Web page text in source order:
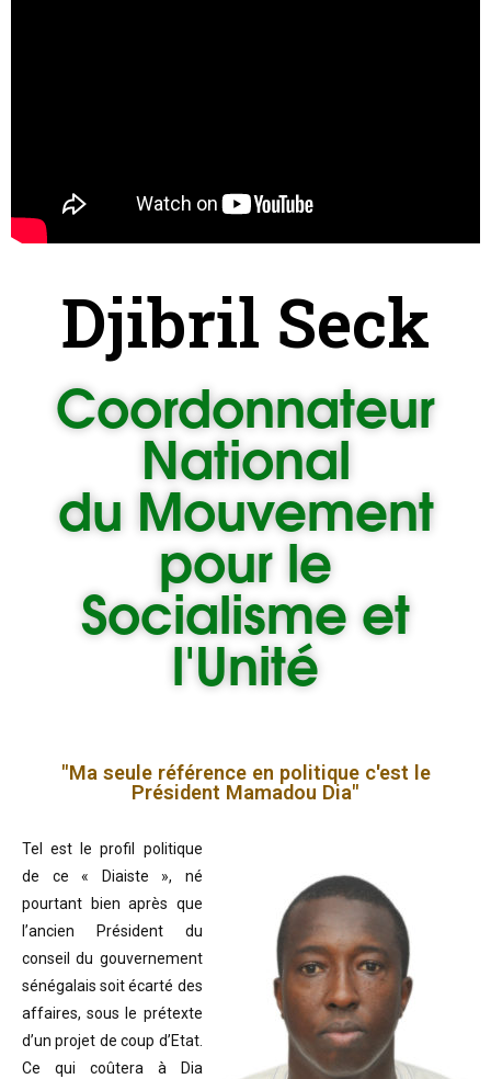
Djibril Seck
Coordonnateur
National
du Mouvement
pour le
Socialisme et
l'Unité
"Ma seule référence en politique c'est le
Président Mamadou Dia"
Tel est le profil politique
de ce « Diaiste », né
pourtant bien après que
l’ancien Président du
conseil du gouvernement
sénégalais soit écarté des
affaires, sous le prétexte
d’un projet de coup d’Etat.
Ce qui coûtera à Dia